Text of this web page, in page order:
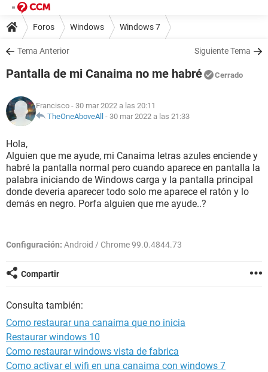
Foros Windows Windows 7
Tema Anterior Siguiente Tema
Pantalla de mi Canaima no me habré Cerrado
Francisco - 30 mar 2022 a las 20:11
TheOneAboveAll - 30 mar 2022 a las 21:33
Hola,
Alguien que me ayude, mi Canaima letras azules enciende y
habré la pantalla normal pero cuando aparece en pantalla la
palabra iniciando de Windows carga y la pantalla principal
donde deveria aparecer todo solo me aparece el ratón y lo
demás en negro. Porfa alguien que me ayude..?
Configuración: Android / Chrome 99.0.4844.73
Compartir
Consulta también:
Como restaurar una canaima que no inicia
Restaurar windows 10
Como restaurar windows vista de fabrica
Como activar el wifi en una canaima con windows 7